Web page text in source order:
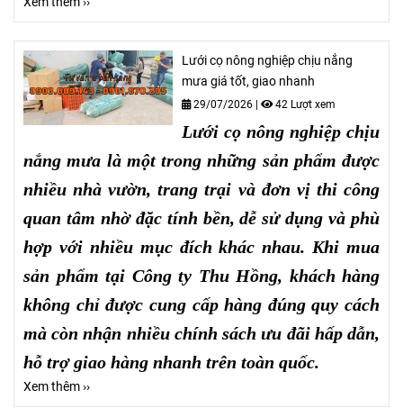
Lưới cọ nông nghiệp chịu nắng
mưa giá tốt, giao nhanh
29/07/2026 | 42 Lượt xem
Lưới cọ nông nghiệp chịu
nắng mưa là một trong những sản phẩm được
nhiều nhà vườn, trang trại và đơn vị thi công
quan tâm nhờ đặc tính bền, dễ sử dụng và phù
hợp với nhiều mục đích khác nhau. Khi mua
sản phẩm tại Công ty Thu Hồng, khách hàng
không chỉ được cung cấp hàng đúng quy cách
mà còn nhận nhiều chính sách ưu đãi hấp dẫn,
hỗ trợ giao hàng nhanh trên toàn quốc.
Xem thêm ››